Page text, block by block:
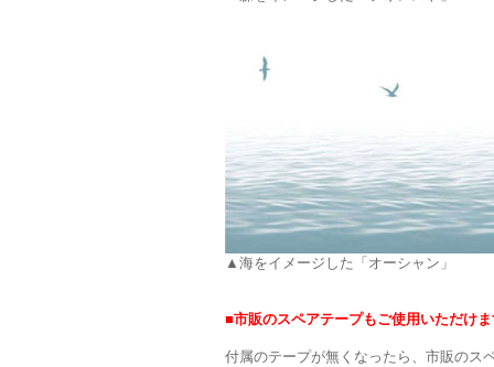
▲海をイメージした「オーシャン」
■市販のスペアテープもご使用いただけ
付属のテープが無くなったら、市販のス